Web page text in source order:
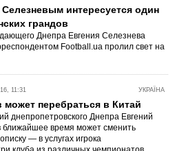
интересуется один
грандов
Днепра Евгения Селезнева
Football.ua пролил свет на
УКРАЇНА
11:31
может перебраться в Китай
днепропетровского Днепра Евгений
ближайшее время может сменить
— в услугах игрока